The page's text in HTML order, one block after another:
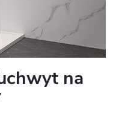
na